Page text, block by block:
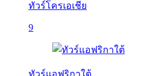
ทัวร์โครเอเชีย
9
ทัวร์แอฟริกาใต้